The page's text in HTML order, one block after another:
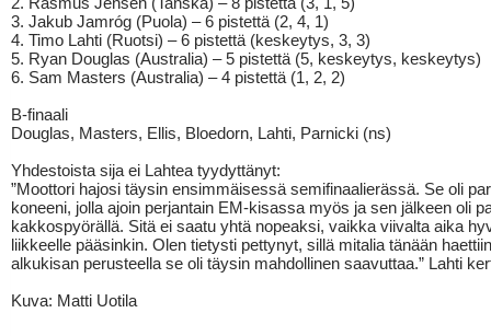
3. Jakub Jamróg (Puola) – 6 pistettä (2, 4, 1)
4. Timo Lahti (Ruotsi) – 6 pistettä (keskeytys, 3, 3)
5. Ryan Douglas (Australia) – 5 pistettä (5, keskeytys, keskeytys)
6. Sam Masters (Australia) – 4 pistettä (1, 2, 2)
B-finaali
Douglas, Masters, Ellis, Bloedorn, Lahti, Parnicki (ns)
Yhdestoista sija ei Lahtea tyydyttänyt:
”Moottori hajosi täysin ensimmäisessä semifinaalierässä. Se oli
koneeni, jolla ajoin perjantain EM-kisassa myös ja sen jälkeen oli
kakkospyörällä. Sitä ei saatu yhtä nopeaksi, vaikka viivalta aika
liikkeelle pääsinkin. Olen tietysti pettynyt, sillä mitalia tänään
alkukisan perusteella se oli täysin mahdollinen saavuttaa.” Lahti
Kuva: Matti Uotila